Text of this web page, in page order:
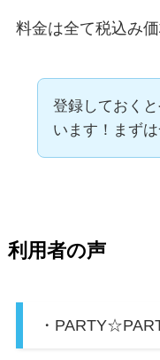
料金は全て税込み価
登録しておく
います！まずは
利用者の声
・